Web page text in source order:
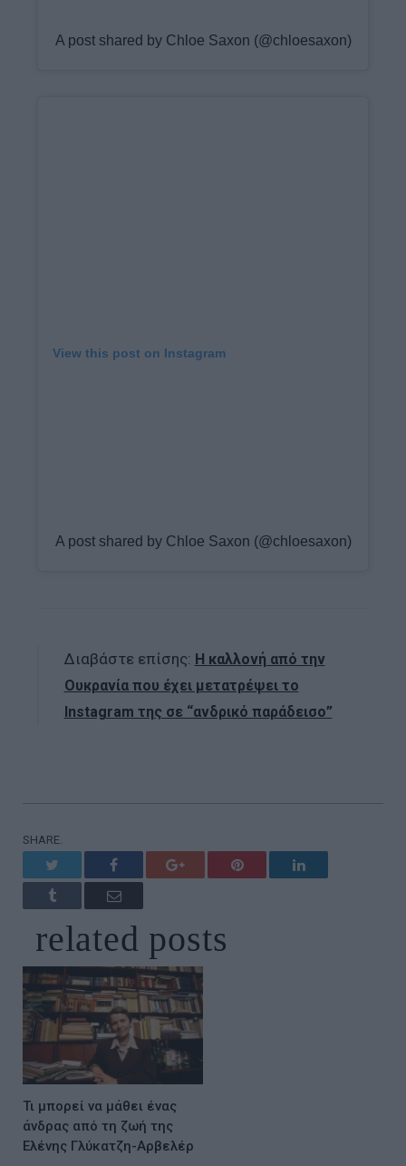
A post shared by Chloe Saxon (@chloesaxon)
View this post on Instagram
A post shared by Chloe Saxon (@chloesaxon)
Διαβάστε επίσης: Η καλλονή από την
Ουκρανία που έχει μετατρέψει το
Instagram της σε “ανδρικό παράδεισο”
SHARE.
Facebook Google+ Pinterest LinkedIn
Tumblr Email
related posts
Τι μπορεί να μάθει ένας
άνδρας από τη ζωή της
Ελένης Γλύκατζη-Αρβελέρ